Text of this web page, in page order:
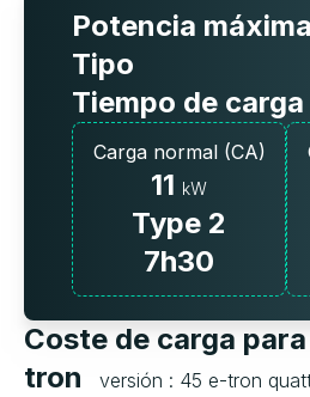
Potencia máxima
Tipo
Tiempo de carga
Carga normal (CA)
11 kW
Type 2
7h30
Coste de carga
tron
versión : 45 e-tron